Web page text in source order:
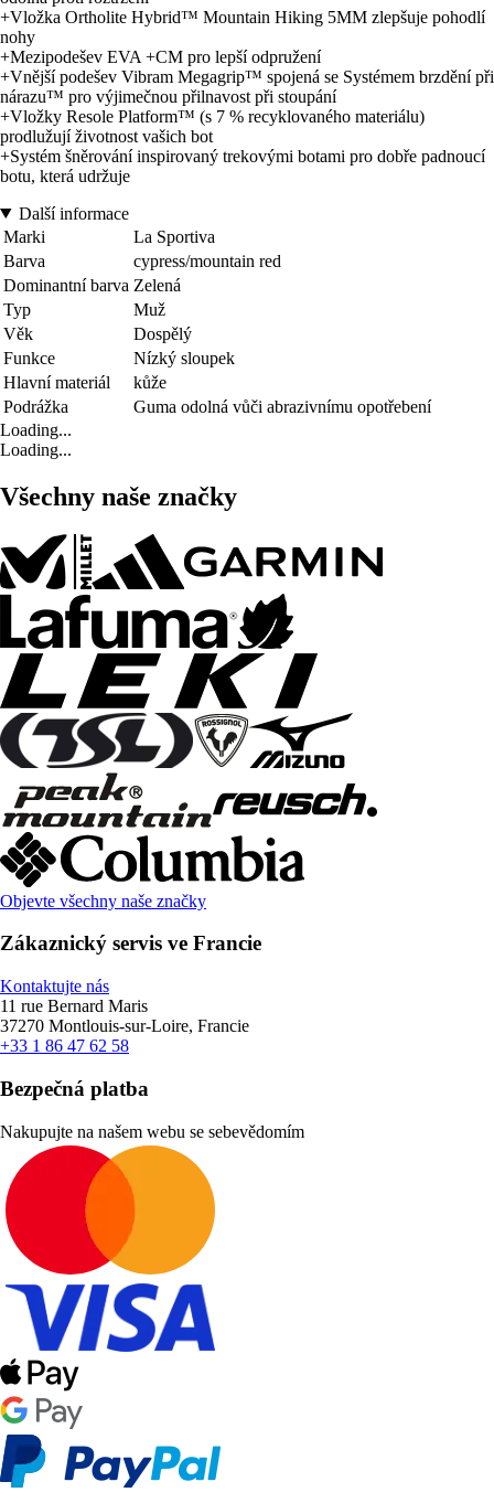
+Vložka Ortholite Hybrid™ Mountain Hiking 5MM zlepšuje pohodlí
nohy
+Mezipodešev EVA +CM pro lepší odpružení
+Vnější podešev Vibram Megagrip™ spojená se Systémem brzdění při
nárazu™ pro výjimečnou přilnavost při stoupání
+Vložky Resole Platform™ (s 7 % recyklovaného materiálu)
prodlužují životnost vašich bot
+Systém šněrování inspirovaný trekovými botami pro dobře padnoucí
botu, která udržuje
Další informace
Marki
La Sportiva
Barva
cypress/mountain red
Dominantní barva Zelená
Typ
Muž
Věk
Dospělý
Funkce
Nízký sloupek
Hlavní materiál
kůže
Podrážka
Guma odolná vůči abrazivnímu opotřebení
Loading...
Loading...
Všechny naše značky
Objevte všechny naše značky
Zákaznický servis ve Francie
Kontaktujte nás
11 rue Bernard Maris
37270 Montlouis-sur-Loire, Francie
+33 1 86 47 62 58
Bezpečná platba
Nakupujte na našem webu se sebevědomím